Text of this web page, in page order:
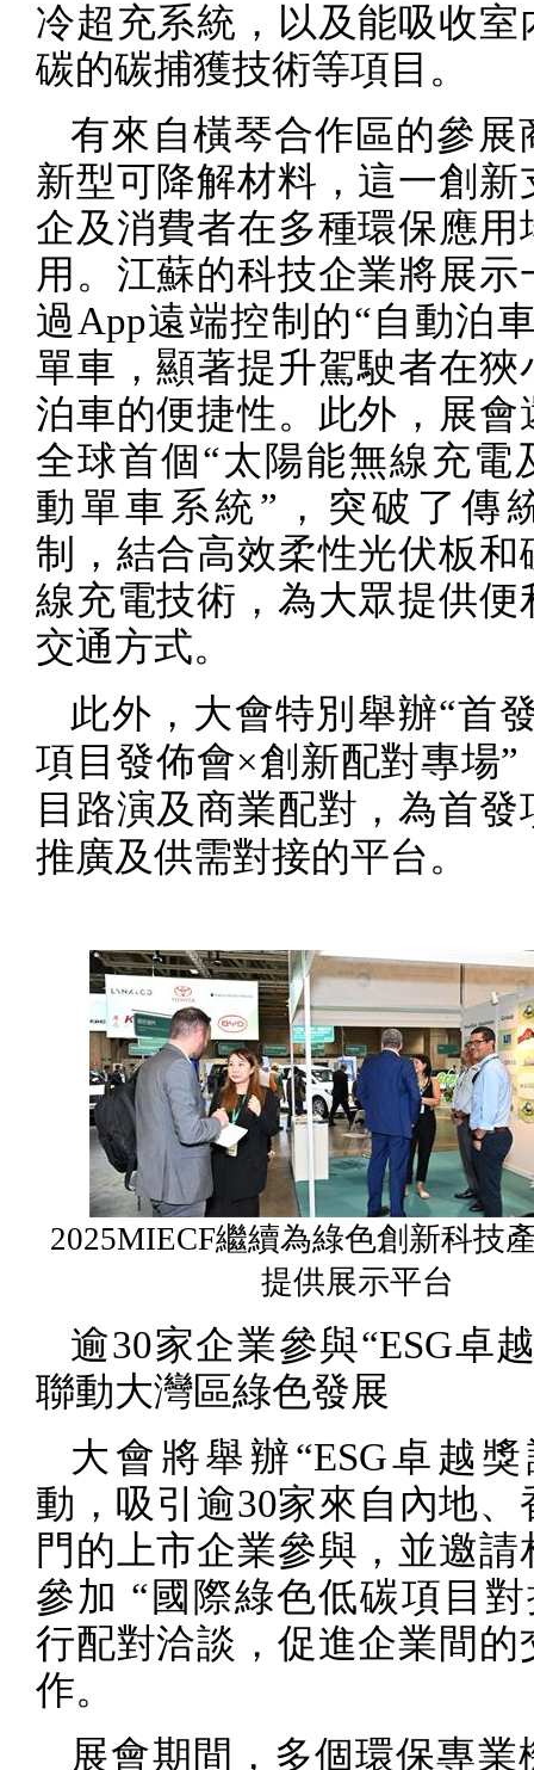
冷超充系統，以及能吸收室
碳的碳捕獲技術等項目。
有來自橫琴合作區的參展
新型可降解材料，這一創新
企及消費者在多種環保應用
用。江蘇的科技企業將展示
過 App遠端控制的“自動泊
單車，顯著提升駕駛者在狹
泊車的便捷性。此外，展會
全球首個“太陽能無線充電
動單車系統”，突破了傳
制，結合高效柔性光伏板和
線充電技術，為大眾提供便
交通方式。
此外，大會特別舉辦“首
項目發佈會×創新配對專場”
目路演及商業配對，為首發
推廣及供需對接的平台。
2025MIECF繼續為綠色創新科技
提供展示平台
逾30家企業參與“ESG卓
聯動大灣區綠色發展
大會將舉辦“ESG卓越
動，吸引逾30家來自內地、
門的上市企業參與，並邀請
參加 “國際綠色低碳項目對
行配對洽談，促進企業間的
作。
展會期間，多個環保專業